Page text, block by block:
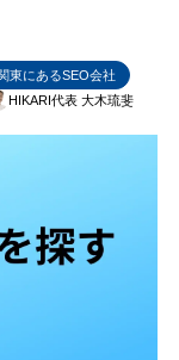
東にあるSEO会社
HIKARI代表 大木琉斐